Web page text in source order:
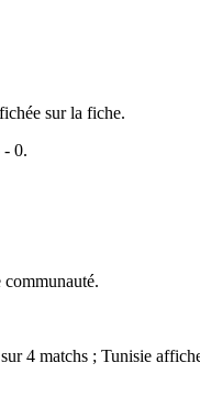
sur la fiche.
- 0.
communauté.
4 matchs ; Tunisie